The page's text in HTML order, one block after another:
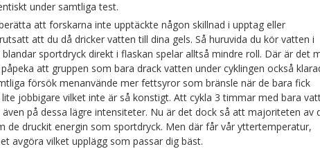
under samtliga test.
att forskarna inte upptäckte någon skillnad i upptag eller
att du då dricker vatten till dina gels. Så huruvida du kör vatten i
sportdryck direkt i flaskan spelar alltså mindre roll. Där är det
att gruppen som bara drack vatten under cyklingen också
försök menanvände mer fettsyror som bränsle när de bara fick
jobbigare vilket inte är så konstigt. Att cykla 3 timmar med bara
på dessa lägre intensiteter. Nu är det dock så att majoriteten av
de druckit energin som sportdryck. Men där får vår yttertemperatur,
avgöra vilket upplägg som passar dig bäst.